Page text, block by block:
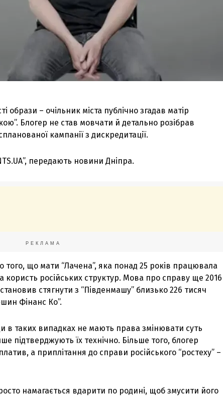
образи – очільник міста публічно згадав матір
Блогер не став мовчати й детально розібрав
кампанії з дискредитації.
передають новини Дніпра.
РЕКЛАМА
того, що мати “Лачена”, яка понад 25 років працювала
користь російських структур. Мова про справу ще 2016
стягнути з “Південмашу” близько 226 тисяч
Фінанс Ко”.
в таких випадках не мають права змінювати суть
підтверджують їх технічно. Більше того, блогер
а приплітання до справи російського “ростеху” –
намагається вдарити по родині, щоб змусити його